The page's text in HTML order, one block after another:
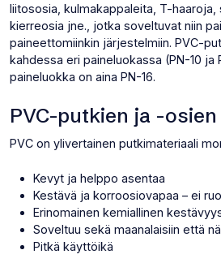
liitososia, kulmakappaleita, T-haaroja,
kierreosia jne., jotka soveltuvat niin
paineettomiinkin järjestelmiin. PVC-
kahdessa eri paineluokassa (PN-10 ja
paineluokka on aina PN-16.
PVC-putkien ja -
PVC on ylivertainen putkimateriaali
Kevyt ja helppo asentaa
Kestävä ja korroosiovapaa – ei
Erinomainen kemiallinen
Soveltuu sekä maanalaisiin että
Pitkä käyttöikä